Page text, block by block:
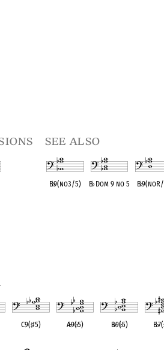
see also
B♭9(no3/5) B♭Dom 9 no 5 B♭
C9(♯5) A♭9(♭5) B♭9(♭5) B♭7(